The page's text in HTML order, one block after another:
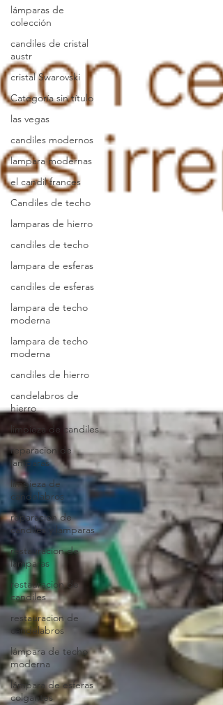
lámparas de
colección
candiles de cristal
austr
cristal Swarovski
Categoría sin título
las vegas
candiles modernos
lampara modernas
el candil frances
Candiles de techo
lamparas de hierro
candiles de techo
lampara de esferas
candiles de esferas
lampara de techo
moderna
lampara de techo
moderna
candiles de hierro
candelabros de
hierro
limpieza de candiles
reparacion de
lamparas
limpieza de
candelabros
reparacion de
candiles y lamparas
restauracion de
lamparas
restauracion de
candiles
restauracion de
candelabros
lámpara de techo
moderna
lámpara de esferas
colgantes